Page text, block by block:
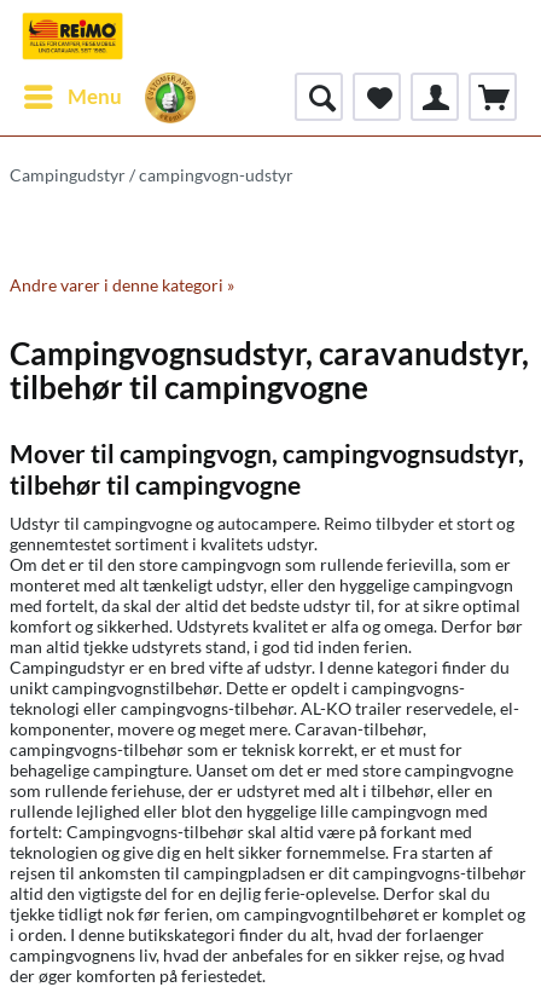
Menu
Campingudstyr / campingvogn-udstyr
Andre varer i denne kategori »
Campingvognsudstyr, caravanudstyr,
tilbehør til campingvogne
Mover til campingvogn, campingvognsudstyr,
tilbehør til campingvogne
Udstyr til campingvogne og autocampere. Reimo tilbyder et stort og
gennemtestet sortiment i kvalitets udstyr.
Om det er til den store campingvogn som rullende ferievilla, som er
monteret med alt tænkeligt udstyr, eller den hyggelige campingvogn
med fortelt, da skal der altid det bedste udstyr til, for at sikre optimal
komfort og sikkerhed. Udstyrets kvalitet er alfa og omega. Derfor bør
man altid tjekke udstyrets stand, i god tid inden ferien.
Campingudstyr er en bred vifte af udstyr. I denne kategori finder du
unikt campingvognstilbehør. Dette er opdelt i campingvogns-
teknologi eller campingvogns-tilbehør. AL-KO trailer reservedele, el-
komponenter, movere og meget mere. Caravan-tilbehør,
campingvogns-tilbehør som er teknisk korrekt, er et must for
behagelige campingture. Uanset om det er med store campingvogne
som rullende feriehuse, der er udstyret med alt i tilbehør, eller en
rullende lejlighed eller blot den hyggelige lille campingvogn med
fortelt: Campingvogns-tilbehør skal altid være på forkant med
teknologien og give dig en helt sikker fornemmelse. Fra starten af ​​
rejsen til ankomsten til campingpladsen er dit campingvogns-tilbehør
altid den vigtigste del for en dejlig ferie-oplevelse. Derfor skal du
tjekke tidligt nok før ferien, om campingvogntilbehøret er komplet og
i orden. I denne butikskategori finder du alt, hvad der forlaenger
campingvognens liv, hvad der anbefales for en sikker rejse, og hvad
der øger komforten på feriestedet.